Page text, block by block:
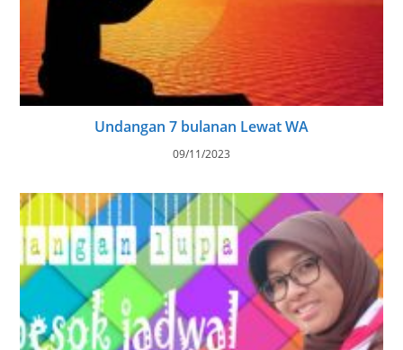
Undangan 7 bulanan Lewat WA
09/11/2023